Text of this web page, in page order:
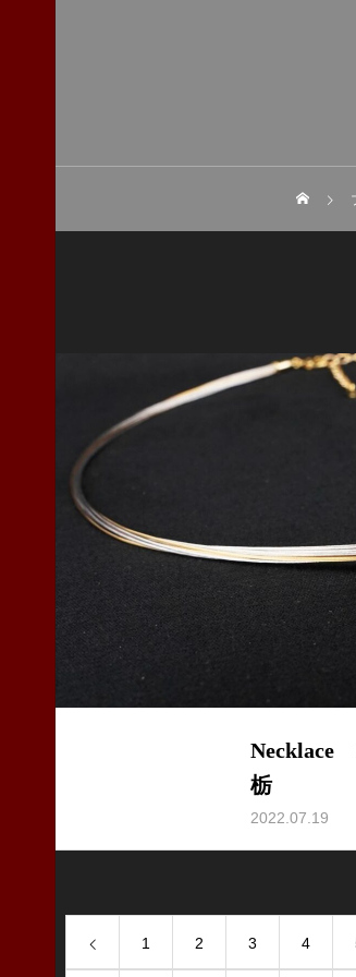
Necklace
栃
2022.07.19
1 2 3 4